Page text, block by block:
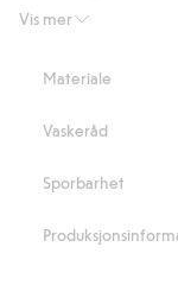
Vis mer
på vesten.
Organic cotton – GOTS
Materiale
Vaskeråd
Sporbarhet